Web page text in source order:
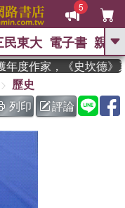
5
GO
吾 、
果歷史是一群喵 、 暑期
布克獎 臺灣漫遊錄、 方
李登輝時代
民東大 電子書 親子
度作家，《史坎德》
歷史
列印
評論